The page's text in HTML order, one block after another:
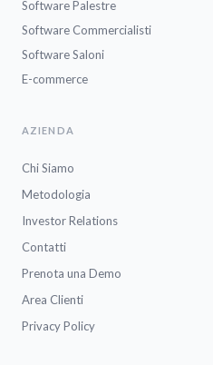
Software Palestre
Software Commercialisti
Software Saloni
E-commerce
AZIENDA
Chi Siamo
Metodologia
Investor Relations
Contatti
Prenota una Demo
Area Clienti
Privacy Policy